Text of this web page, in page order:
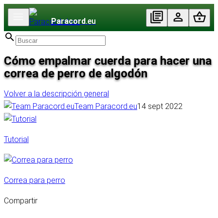
Paracord.eu
Cómo empalmar cuerda para hacer una
correa de perro de algodón
Volver a la descripción general
Team Paracord.eu14 sept 2022
Tutorial
Correa para perro
Compartir